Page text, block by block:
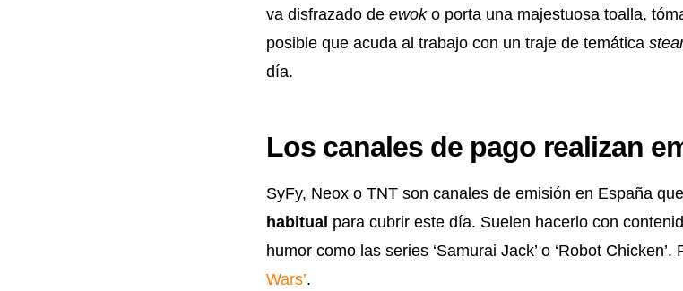
va disfrazado de ewoko porta una majestuosa toalla,
posible que acuda al trabajo con un traje de temática
día.
Los canales de pago realizan
SyFy, Neox o TNT son canales de emisión en España que
habitual para cubrir este día. Suelen hacerlo con
humor como las series ‘Samurai Jack’ o ‘Robot
Wars’.